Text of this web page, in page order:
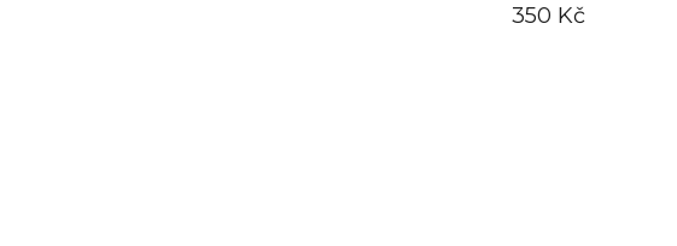
350 Kč